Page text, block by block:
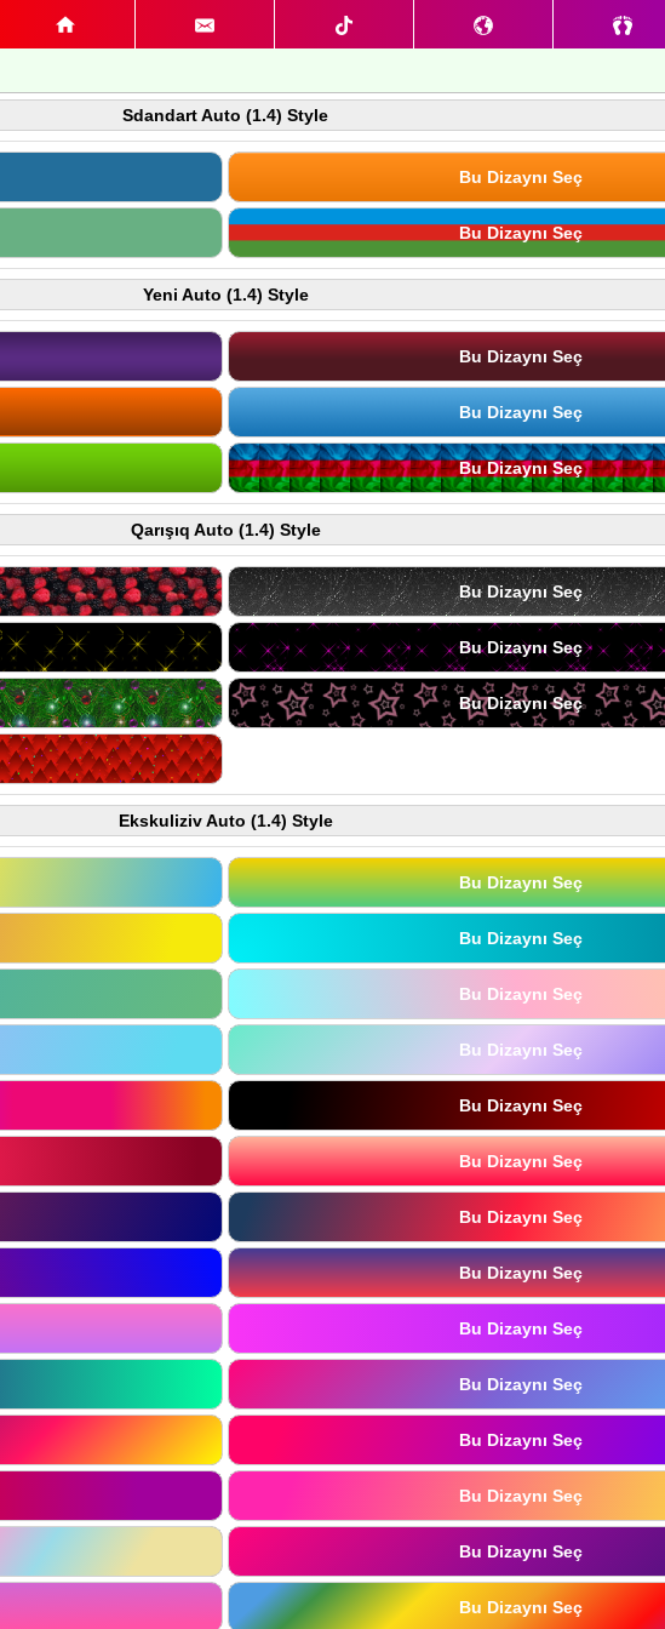
Sdandart Auto (1.4) Style
Bu Dizaynı Seç
Bu Dizaynı Seç
Yeni Auto (1.4) Style
Bu Dizaynı Seç
Bu Dizaynı Seç
Bu Dizaynı Seç
Qarışıq Auto (1.4) Style
Bu Dizaynı Seç
Bu Dizaynı Seç
Bu Dizaynı Seç
Ekskuliziv Auto (1.4) Style
Bu Dizaynı Seç
Bu Dizaynı Seç
Bu Dizaynı Seç
Bu Dizaynı Seç
Bu Dizaynı Seç
Bu Dizaynı Seç
Bu Dizaynı Seç
Bu Dizaynı Seç
Bu Dizaynı Seç
Bu Dizaynı Seç
Bu Dizaynı Seç
Bu Dizaynı Seç
Bu Dizaynı Seç
Bu Dizaynı Seç